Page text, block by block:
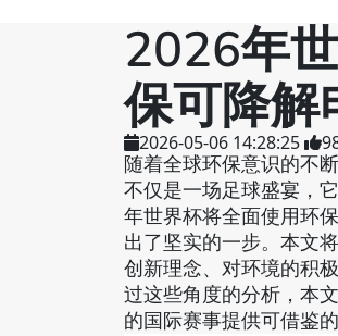
2026年
保可降解
2026-05-06 14:28:25
随着全球环保意识的不
不仅是一场足球盛宴，
年世界杯将全面使用环
出了坚实的一步。本文
创新理念、对环境的积
过这些角度的分析，本
的国际赛事提供可借鉴的